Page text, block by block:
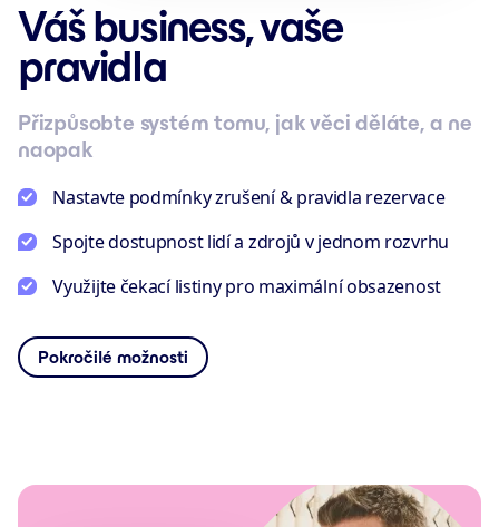
Váš business, vaše
pravidla
Přizpůsobte systém tomu, jak věci děláte, a ne
naopak
Nastavte podmínky zrušení & pravidla rezervace
Spojte dostupnost lidí a zdrojů v jednom rozvrhu
Využijte čekací listiny pro maximální obsazenost
Pokročilé možnosti